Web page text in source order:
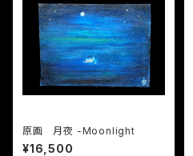
原画 月夜 -Moonlight
¥16,500